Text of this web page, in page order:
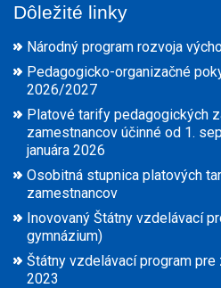
Dôležité linky
Národný program rozvoja
Pedagogicko-organizačné
2026/2027
Platové tarify pedagogických
zamestnancov účinné od 1.
januára 2026
Osobitná stupnica platových
zamestnancov
Inovovaný Štátny vzdelávací
gymnázium)
Štátny vzdelávací program
2023